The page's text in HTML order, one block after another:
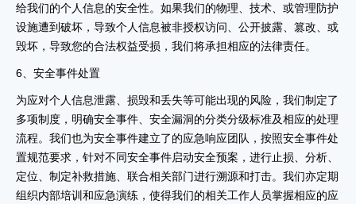
给我们的个人信息的安全性。如果我们的物理、技术、或管理防护
设施遭到破坏，导致个人信息被非授权访问、公开披露、篡改、或
毁坏，导致您的合法权益受损，我们将承担相应的法律责任。
6、安全事件处置
为应对个人信息泄露、损毁和丢失等可能出现的风险，我们制定了
多项制度，明确安全事件、安全漏洞的分类分级标准及相应的处理
流程。我们也为安全事件建立了的应急响应团队，按照安全事件处
置规范要求，针对不同安全事件启动安全预案，进行止损、分析、
定位、制定补救措施、联合相关部门进行溯源和打击。我们亦定期
组织内部培训和应急演练，使得我们的相关工作人员掌握相应的应